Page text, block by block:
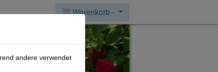
Warenkorb -
andere verwendet